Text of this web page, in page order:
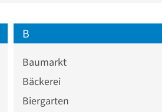
B
Baumarkt
Bäckerei
Biergarten